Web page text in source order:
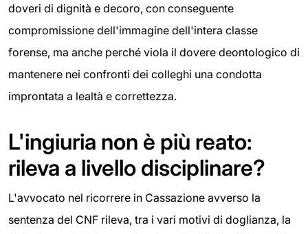
doveri di dignità e decoro, con conseguente
compromissione dell'immagine dell'intera classe
forense, ma anche perché viola il dovere deontologico di
mantenere nei confronti dei colleghi una condotta
improntata a lealtà e correttezza.
L'ingiuria non è più reato:
rileva a livello disciplinare?
L'avvocato nel ricorrere in Cassazione avverso la
sentenza del CNF rileva, tra i vari motivi di doglianza, la